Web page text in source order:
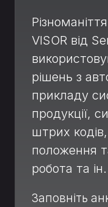
VISOR від
рішень з
прикладу
продукції,
штрих к
положення
робота та ін.
Заповніть